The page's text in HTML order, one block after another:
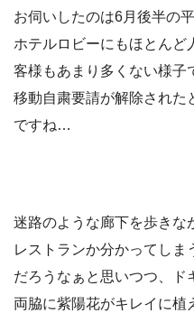
お伺いしたのは6月後半の平
ホテルロビーにもほとんど
客様もあまり多くない様子
移動自粛要請が解除された
ですね…
迷路のような廊下を歩きな
レストランか分かってしま
だろうなぁと思いつつ、ド
両脇に紫陽花がキレイに植